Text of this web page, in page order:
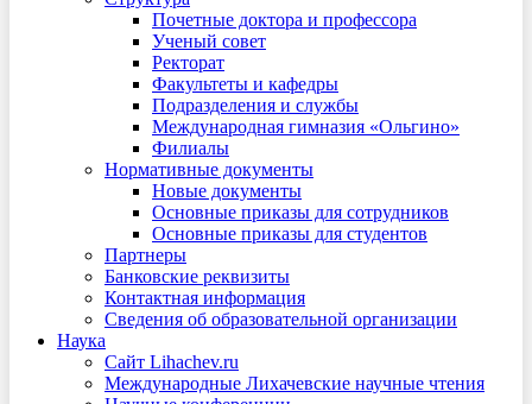
Почетные доктора и профессора
Ученый совет
Ректорат
Факультеты и кафедры
Подразделения и службы
Международная гимназия «Ольгино»
Филиалы
Нормативные документы
Новые документы
Основные приказы для сотрудников
Основные приказы для студентов
Партнеры
Банковские реквизиты
Контактная информация
Сведения об образовательной организации
Наука
Сайт Lihachev.ru
Международные Лихачевские научные чтения